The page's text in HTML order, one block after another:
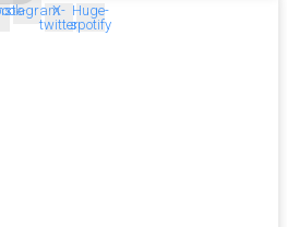
X-
twitter
Huge-
spotify